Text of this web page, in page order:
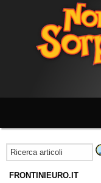
FRONTINIEURO.IT